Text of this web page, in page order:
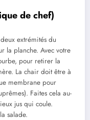
de chef)
extrémités du
la planche. Avec votre
pour retirer la
La chair doit être à
membrane pour
Faites cela au-
jus qui coule.
salade.